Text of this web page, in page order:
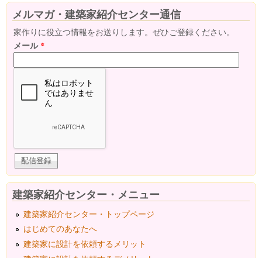
メルマガ・建築家紹介センター通信
家作りに役立つ情報をお送りします。ぜひご登録ください。
メール*
建築家紹介センター・メニュー
建築家紹介センター・トップページ
はじめてのあなたへ
建築家に設計を依頼するメリット